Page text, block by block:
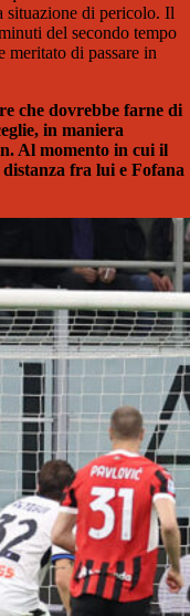
situazione di pericolo. Il
del secondo tempo
meritato di passare in
che dovrebbe farne di
in maniera
Al momento in cui il
fra lui e Fofana